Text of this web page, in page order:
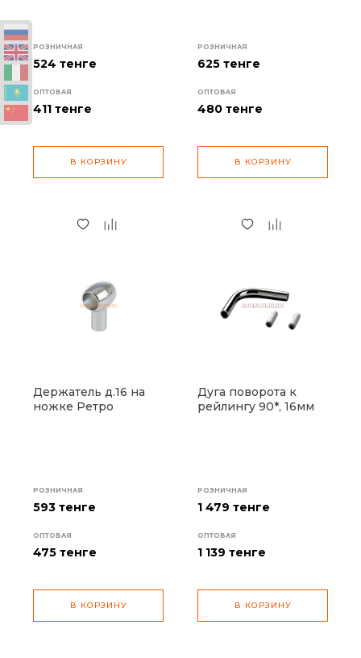
РОЗНИЧНАЯ
524 тенге
ОПТОВАЯ
411 тенге
В КОРЗИНУ
РОЗНИЧНАЯ
625 тенге
ОПТОВАЯ
480 тенге
В КОРЗИНУ
Держатель д.16 на
ножке Ретро
РОЗНИЧНАЯ
593 тенге
ОПТОВАЯ
475 тенге
В КОРЗИНУ
Дуга поворота к
рейлингу 90*, 16мм
РОЗНИЧНАЯ
1 479 тенге
ОПТОВАЯ
1 139 тенге
В КОРЗИНУ